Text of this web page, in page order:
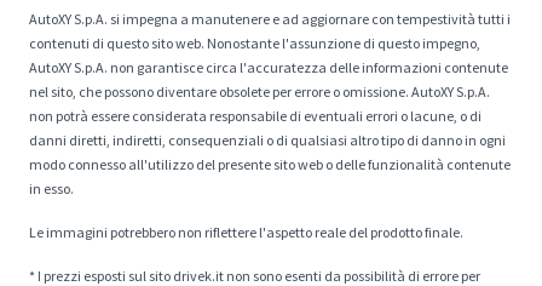
AutoXY S.p.A. si impegna a manutenere e ad aggiornare con tempestività tutti i
contenuti di questo sito web. Nonostante l'assunzione di questo impegno,
AutoXY S.p.A. non garantisce circa l'accuratezza delle informazioni contenute
nel sito, che possono diventare obsolete per errore o omissione. AutoXY S.p.A.
non potrà essere considerata responsabile di eventuali errori o lacune, o di
danni diretti, indiretti, consequenziali o di qualsiasi altro tipo di danno in ogni
modo connesso all'utilizzo del presente sito web o delle funzionalità contenute
in esso.
Le immagini potrebbero non riflettere l'aspetto reale del prodotto finale.
* I prezzi esposti sul sito drivek.it non sono esenti da possibilità di errore per